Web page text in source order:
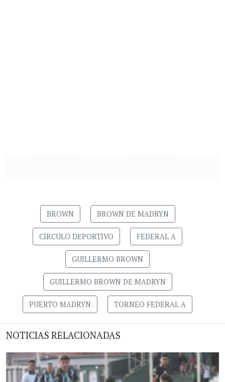
BROWN BROWN DE MADRYN
CIRCULO DEPORTIVO FEDERAL A
GUILLERMO BROWN
GUILLERMO BROWN DE MADRYN
PUERTO MADRYN TORNEO FEDERAL A
NOTICIAS RELACIONADAS